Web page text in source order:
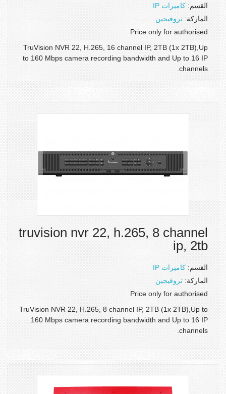
القسم: كاميرات IP
الماركة: تروفيجين
Price only for authorised
TruVision NVR 22, H.265, 16 channel IP, 2TB (1x 2TB),Up
to 160 Mbps camera recording bandwidth and Up to 16 IP
channels.
truvision nvr 22, h.265, 8 channel
ip, 2tb
القسم: كاميرات IP
الماركة: تروفيجين
Price only for authorised
TruVision NVR 22, H.265, 8 channel IP, 2TB (1x 2TB),Up to
160 Mbps camera recording bandwidth and Up to 16 IP
channels.